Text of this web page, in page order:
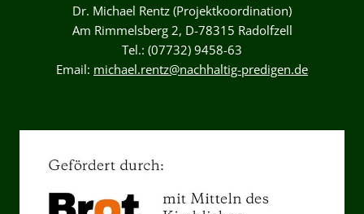
Dr. Michael Rentz (Projektkoordination)
Am Rimmelsberg 2, D-78315 Radolfzell
Tel.: (07732) 9458-63
Email: michael.rentz@nachhaltig-predigen.de